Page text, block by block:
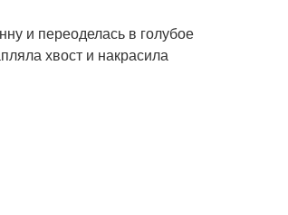
и переоделась в голубое
хвост и накрасила